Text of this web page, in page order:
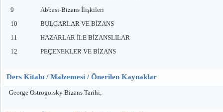
9
Abbasi-Bizans İlişkileri
10
BULGARLAR VE BİZANS
11
HAZARLAR İLE BİZANSLILAR
12
PEÇENEKLER VE BİZANS
Ders Kitabı / Malzemesi / Önerilen Kaynaklar
George Ostrogorsky Bizans Tarihi,